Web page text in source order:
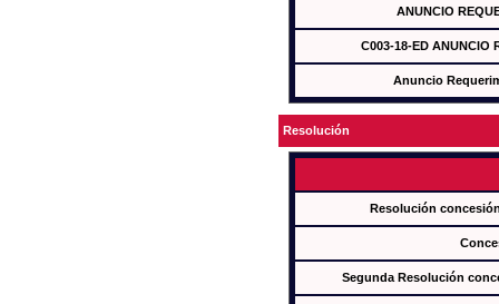
ANUNCIO
C003-18-ED ANUNCIO
Anuncio
Resolución
Resolución
Segunda Resolución